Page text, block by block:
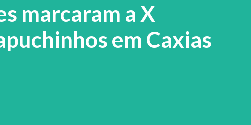
marcaram a X
em Caxias